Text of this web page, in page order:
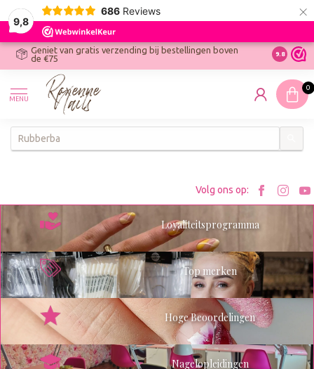
9,8
686 Reviews ×
Geniet van gratis verzending bij bestellingen boven
de €75
Ontdek
9.8
MENU
0
Volg ons op:
Bezoek
Loyaliteitsprogramma
Top merken
Hoge Beoordelingen
Nagelopleidingen